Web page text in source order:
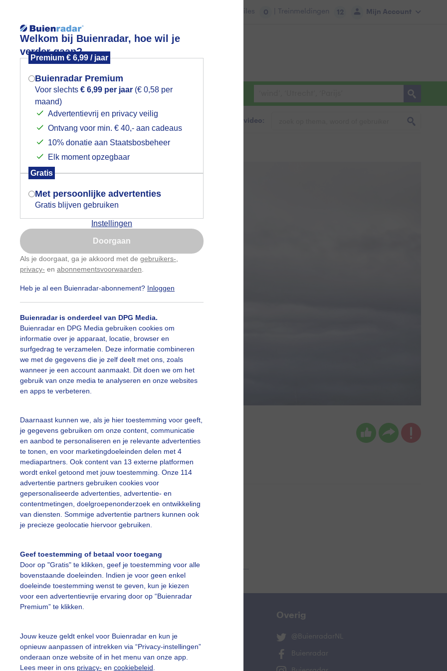
Welkom bij Buienradar, hoe wil je
verder gaan?
Premium € 6,99 / jaar
Buienradar Premium
Voor slechts € 6,99 per jaar (€ 0,58 per
maand)
Advertentievrij en privacy veilig
Ontvang voor min. € 40,- aan cadeaus
10% donatie aan Staatsbosbeheer
Elk moment opzegbaar
Gratis
Met persoonlijke advertenties
Gratis blijven gebruiken
Instellingen
Doorgaan
Als je doorgaat, ga je akkoord met de gebruikers-
privacy- en abonnementsvoorwaarden
Heb je al een Buienradar-abonnement? Inloggen
Buienradar is onderdeel van DPG Media.
Buienradar en DPG Media gebruiken cookies om
informatie over je apparaat, locatie, browser en
surfgedrag te verzamelen. Deze informatie combineren
we met de gegevens die je zelf deelt met ons, zoals
wanneer je een account aanmaakt. Dit doen we om het
gebruik van onze media te analyseren en onze websites
en apps te verbeteren.
Daarnaast kunnen we, als je hier toestemming voor geeft,
je gegevens gebruiken om onze content, communicatie
en aanbod te personaliseren en je relevante advertenties
te tonen, en voor marketingdoeleinden delen met 4
mediapartners. Ook content van 13 externe platformen
wordt enkel getoond met jouw toestemming. Onze 114
advertentie partners gebruiken cookies voor
gepersonaliseerde advertenties, advertentie- en
contentmetingen, doelgroepenonderzoek en ontwikkeling
van diensten. Sommige advertentie partners kunnen ook
je precieze geolocatie hiervoor gebruiken.
Geef toestemming of betaal voor toegang
Door op "Gratis" te klikken, geef je toestemming voor alle
bovenstaande doeleinden. Indien je voor geen enkel
doeleinde toestemming wenst te geven, kun je kiezen
voor een advertentievrije ervaring door op “Buienradar
Premium” te klikken.
Jouw keuze geldt enkel voor Buienradar en kun je
opnieuw aanpassen of intrekken via “Privacy-instellingen”
onderaan onze website of in het menu van onze app.
Lees meer in ons privacy- en cookiebeleid
Mijn Account
Files 0 | Treinmeldingen 12
Foto en video Weerzine
Zoeken in foto & video:
komen en gaan
Mark Klos Gemaakt: 13-05-2026, 167x bekeken
Regen Wolken
slideshow
Een moment geduld aub...
vragen
De Bilt
Overig
@BuienradarNL
Buienradar
Mogen we je locatie gebruiken voor
het weer?
Indien je hier nog geen akkoord op hebt
gegeven, verschijnt er zo een pop-up uit
je browser waarin deze toestemming
gevraagd wordt.
Is goed, toon de popup
Nu niet, misschien later
Gebruik je Safari en wil je niet elke dag deze pop-up
Klikhierom dit aan te passen